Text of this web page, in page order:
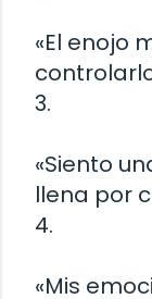
«El enojo
3.
«Siento
llena por
4.
«Mis